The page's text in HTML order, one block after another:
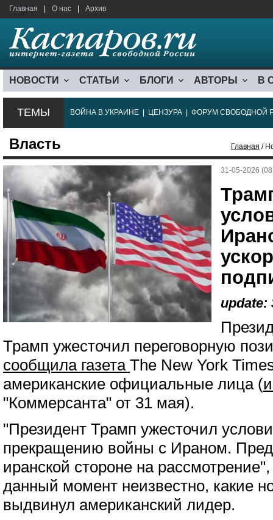
Главная О нас Архив
НОВОСТИ СТАТЬИ БЛОГИ АВТОРЫ В
ТЕМЫ ВОЙНА В УКРАИНЕ ЦЕНЗУРА ФОРУМ СВОБОДНОЙ
Власть Главная /
31-05-2026
update:
Трамп ужесточил переговорную
сообщила газета The New York
американские официальные лица (
"Коммерсанта" от 31 мая).
"Президент Трамп ужесточил
прекращению войны с Ираном.
иранской стороне на
данный момент неизвестно, какие
выдвинул американский лидер.